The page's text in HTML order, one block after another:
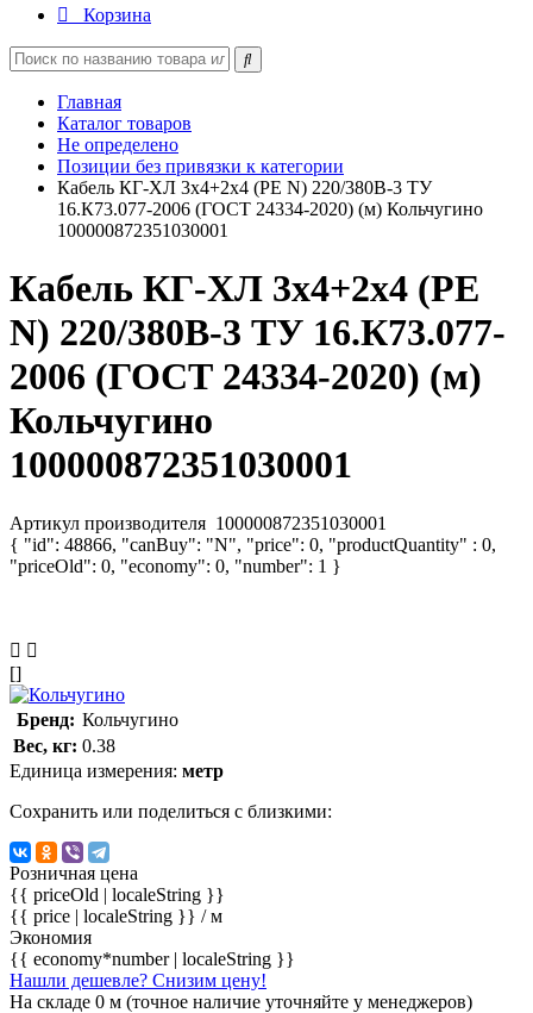
Корзина
Главная
Каталог товаров
Не определено
Позиции без привязки к категории
Кабель КГ-ХЛ 3х4+2х4 (PE N) 220/380В-3 ТУ
16.К73.077-2006 (ГОСТ 24334-2020) (м) Кольчугино
100000872351030001
Кабель КГ-ХЛ 3х4+2х4 (PE
N) 220/380В-3 ТУ 16.К73.077-
2006 (ГОСТ 24334-2020) (м)
Кольчугино
100000872351030001
Артикул производителя 100000872351030001
{ "id": 48866, "canBuy": "N", "price": 0, "productQuantity" : 0,
"priceOld": 0, "economy": 0, "number": 1 }
[]
Бренд: Кольчугино
Вес, кг: 0.38
Единица измерения: метр
Сохранить или поделиться с близкими:
Розничная цена
{{ priceOld | localeString }}
{{ price | localeString }} / м
Экономия
{{ economy*number | localeString }}
Нашли дешевле? Снизим цену!
На складе 0 м (точное наличие уточняйте у менеджеров)